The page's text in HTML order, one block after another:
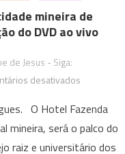
mineira de
do DVD ao vivo
de Jesus - Siga:
desativadosem
&
Lucas
escolhem
O Hotel Fazenda
mineira, será o palco do
raiz e universitário dos